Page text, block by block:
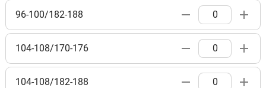
96-100/182-188
104-108/170-176
104-108/182-188